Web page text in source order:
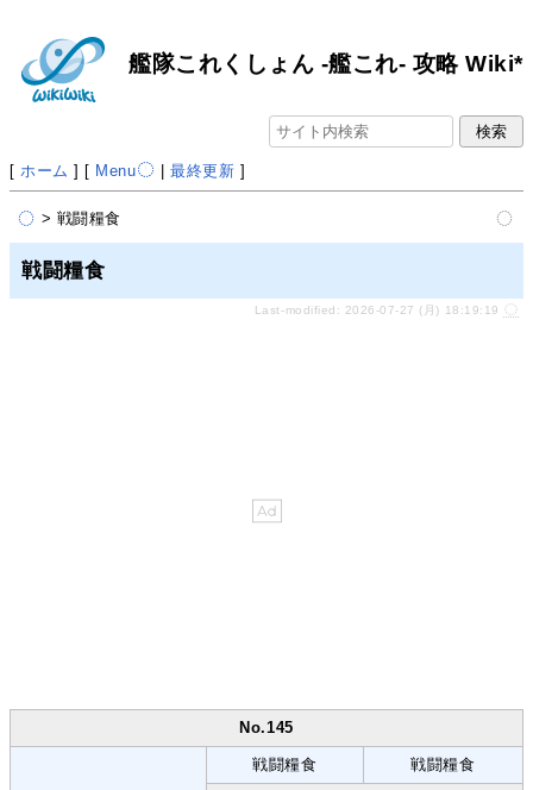
艦隊これくしょん -艦これ- 攻略 Wiki*
[ ホーム ] [ Menu |最終更新 ]
> 戦闘糧食
戦闘糧食
Last-modified: 2026-07-27 (月) 18:19:19
No.145
戦闘糧食 戦闘糧食